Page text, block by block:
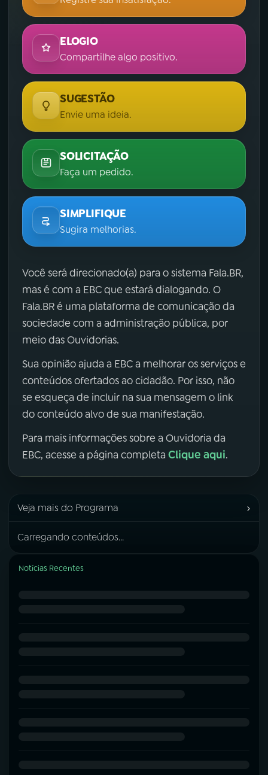
ELOGIO
Compartilhe algo positivo.
SUGESTÃO
Envie uma ideia.
SOLICITAÇÃO
Faça um pedido.
SIMPLIFIQUE
Sugira melhorias.
Você será direcionado(a) para o sistema Fala.BR,
mas é com a EBC que estará dialogando. O
Fala.BR é uma plataforma de comunicação da
sociedade com a administração pública, por
meio das Ouvidorias.
Sua opinião ajuda a EBC a melhorar os serviços e
conteúdos ofertados ao cidadão. Por isso, não
se esqueça de incluir na sua mensagem o link
do conteúdo alvo de sua manifestação.
Para mais informações sobre a Ouvidoria da
EBC, acesse a página completa Clique aqui.
Veja mais do Programa ›
Carregando conteúdos...
Notícias Recentes